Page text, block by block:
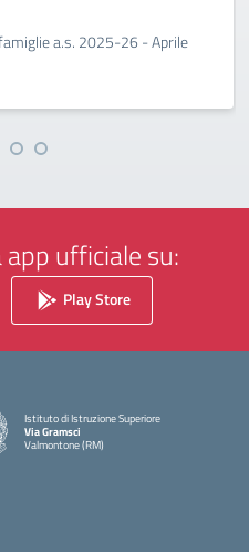
a.s. 2025-26 - Aprile
ufficiale su:
Play Store
Istituto di Istruzione Superiore
Via Gramsci
Valmontone (RM)